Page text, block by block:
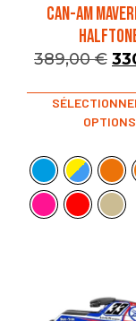
CAN-AM
389,00€
OPTIONS